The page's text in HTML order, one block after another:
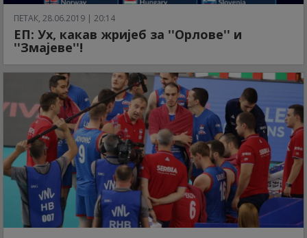
ПЕТАК, 28.06.2019 | 20:14
ЕП: Ух, какав жријеб за ''Орлове'' и
''Змајеве''!